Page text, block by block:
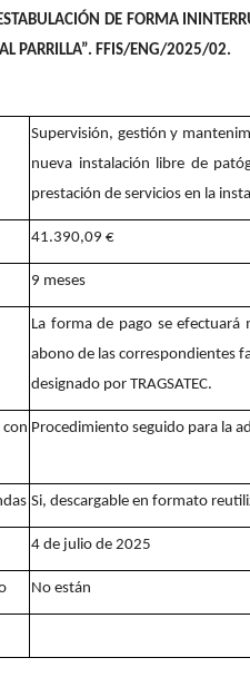
DE FORMA
PARRILLA”. FFIS/ENG/2025/02.
Supervisión, gestión y
nueva instalación libre de
prestación de servicios en la
41.390,09 €
9 meses
La forma de pago se efectuará
abono de las correspondientes
designado por TRAGSATEC.
Procedimiento seguido para la
Si, descargable en formato
4 de julio de 2025
No están